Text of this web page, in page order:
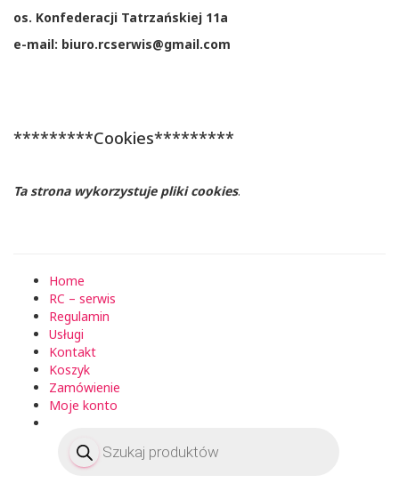
os. Konfederacji Tatrzańskiej 11a
e-mail: biuro.rcserwis@gmail.com
*********Cookies*********
Ta strona wykorzystuje pliki cookies.
Home
RC – serwis
Regulamin
Usługi
Kontakt
Koszyk
Zamówienie
Moje konto
Wyszukiwarka
produktów